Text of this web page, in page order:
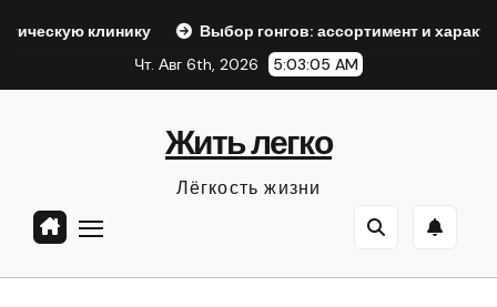
Выбор гонгов: ассортимент и характеристики
Чт. Авг 6th, 2026
5:03:06 AM
Жить легко
Лёгкость жизни